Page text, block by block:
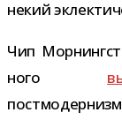
некий
Чип
ного